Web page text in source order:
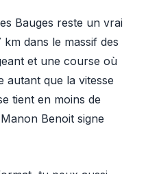
Bauges reste un vrai
dans le massif des
et une course où
autant que la vitesse
tient en moins de
Benoit signe